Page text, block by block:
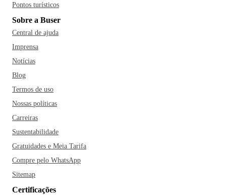
Pontos turísticos
Sobre a Buser
Central de ajuda
Imprensa
Notícias
Blog
Termos de uso
Nossas políticas
Carreiras
Sustentabilidade
Gratuidades e Meia Tarifa
Compre pelo WhatsApp
Sitemap
Certificações